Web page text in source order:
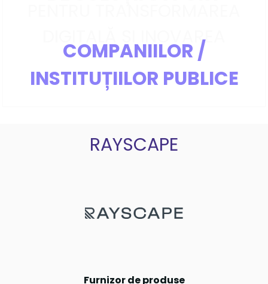
DIGITALĂ ȘI INOVAREA
COMPANIILOR /
INSTITUȚIILOR PUBLICE
RAYSCAPE
Furnizor de produse